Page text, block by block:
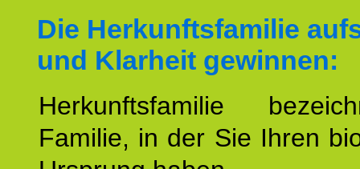
Die Herkunftsfamilie
und Klarheit gewinnen:
Herkunftsfamilie
Familie, in der Sie Ihren